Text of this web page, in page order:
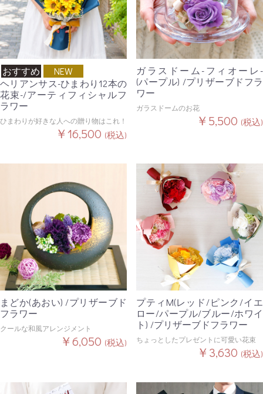
おすすめ
NEW
ヘリアンサス-ひまわり12本の
花束-/アーティフィシャルフ
ラワー
ひまわりが好きな人への贈り物はこれ！
￥16,500 (税込)
ガラスドーム-フィオーレ-
(パープル) /プリザーブドフラ
ワー
ガラスドームのお花
￥5,500 (税込)
まどか(あおい) /プリザーブド
フラワー
クールな和風アレンジメント
￥6,050 (税込)
プティM(レッド/ピンク/イエ
ロー/パープル/ブルー/ホワイ
ト) /プリザーブドフラワー
ちょっとしたプレゼントに可愛い花束
￥3,630 (税込)